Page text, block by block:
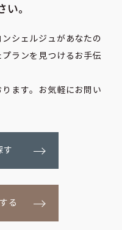
い。
シェルジュがあなたの
ランを見つけるお手伝
ます。お気軽にお問い
す
る